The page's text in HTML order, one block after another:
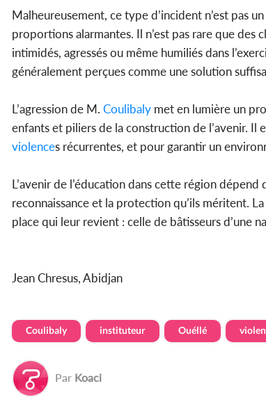
Malheureusement, ce type d’incident n’est pas
proportions alarmantes. Il n’est pas rare que des
intimidés, agressés ou même humiliés dans
généralement perçues comme une solution
L’agression de M. Coulibaly met en lumière un
enfants et piliers de la construction de l’avenir.
violences récurrentes, et pour garantir un
L’avenir de l’éducation dans cette région
reconnaissance et la protection qu’ils méritent.
place qui leur revient : celle de bâtisseurs d’une
Jean Chresus, Abidjan
Coulibaly instituteur Ouéllé
Par Koaci